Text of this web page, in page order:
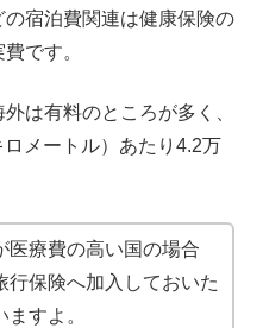
宿泊費関連は健康保険の
です。
は有料のところが多く、
メートル）あたり4.2万
医療費の高い国の場合
行保険へ加入しておいた
すよ。